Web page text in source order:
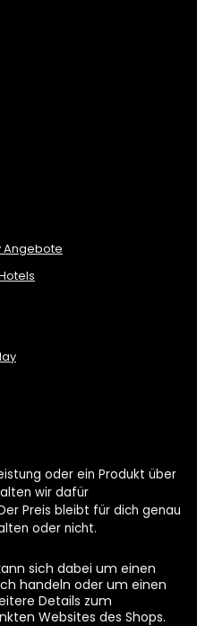
Angebote
oder ein Produkt über
wir dafür
Preis bleibt für dich genau
oder nicht.
sich dabei um einen
handeln oder um einen
Details zum
Websites des Shops.